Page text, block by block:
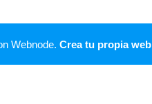
Webnode. Crea tu propia web